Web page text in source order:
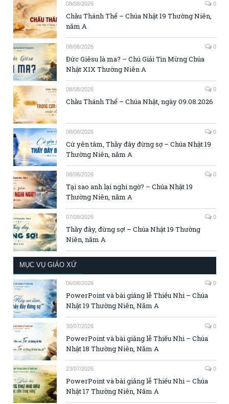
08/08/2026 0
Chầu Thánh Thể – Chúa Nhật 19 Thường Niên,
năm A
08/08/2026 0
Đức Giêsu là ma? – Chú Giải Tin Mừng Chúa
Nhật XIX Thường Niên A
08/08/2026 0
Chầu Thánh Thể – Chúa Nhật, ngày 09.08.2026
08/08/2026 0
Cứ yên tâm, Thầy đây đừng sợ – Chúa Nhật 19
Thường Niên, năm A
08/08/2026 0
Tại sao anh lại nghi ngờ? – Chúa Nhật 19
Thường Niên, năm A
07/08/2026 0
Thầy đây, đừng sợ! – Chúa Nhật 19 Thường
Niên, năm A
MỤC VỤ GIÁO XỨ
06/08/2026 0
PowerPoint và bài giảng lễ Thiếu Nhi – Chúa
Nhật 19 Thường Niên, Năm A
30/07/2026 0
PowerPoint và bài giảng lễ Thiếu Nhi – Chúa
Nhật 18 Thường Niên, Năm A
23/07/2026 0
PowerPoint và bài giảng lễ Thiếu Nhi – Chúa
Nhật 17 Thường Niên, Năm A